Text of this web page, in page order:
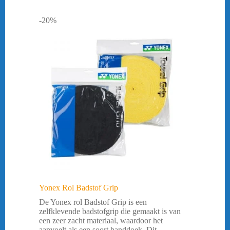
-20%
Yonex Rol Badstof Grip
De Yonex rol Badstof Grip is een
zelfklevende badstofgrip die gemaakt is van
een zeer zacht materiaal, waardoor het